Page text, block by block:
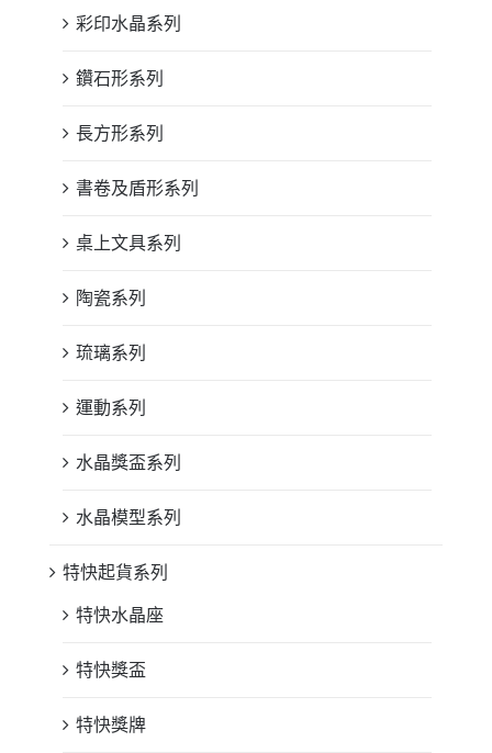
彩印水晶系列
鑽石形系列
長方形系列
書卷及盾形系列
桌上文具系列
陶瓷系列
琉璃系列
運動系列
水晶獎盃系列
水晶模型系列
特快起貨系列
特快水晶座
特快獎盃
特快獎牌